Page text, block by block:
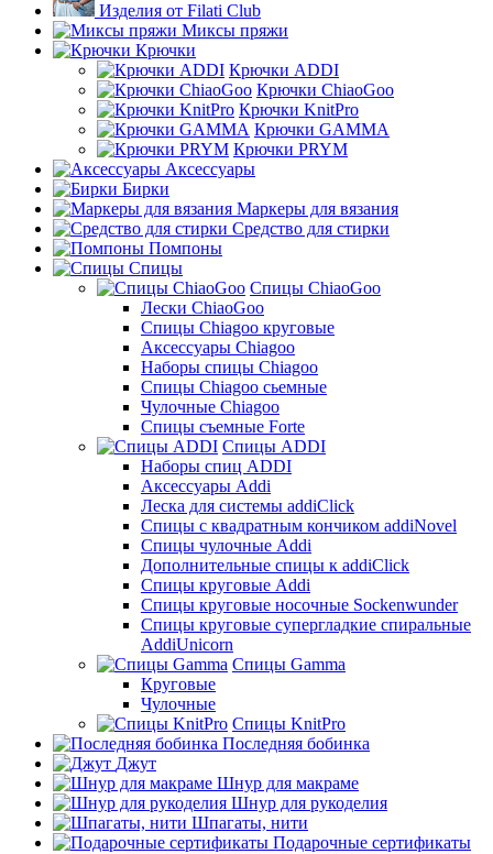
Изделия от Filati Club
Миксы пряжи
Крючки
Крючки ADDI
Крючки ChiaoGoo
Крючки KnitPro
Крючки GAMMA
Крючки PRYM
Аксессуары
Бирки
Маркеры для вязания
Средство для стирки
Помпоны
Спицы
Спицы ChiaoGoo
Лески ChiaoGoo
Cпицы Сhiagoo круговые
Аксессуары Chiagoo
Наборы спицы Chiagoo
Спицы Chiagoo сьемные
Чулочные Chiagoo
Спицы съемные Forte
Спицы ADDI
Наборы спиц ADDI
Аксессуары Addi
Леска для системы addiClick
Спицы с квадратным кончиком addiNovel
Спицы чулочные Addi
Дополнительные спицы к addiClick
Спицы круговые Addi
Спицы круговые носочные Sockenwunder
Спицы круговые супергладкие спиральные
AddiUnicorn
Спицы Gamma
Круговые
Чулочные
Спицы KnitPro
Последняя бобинка
Джут
Шнур для макраме
Шнур для рукоделия
Шпагаты, нити
Подарочные сертификаты